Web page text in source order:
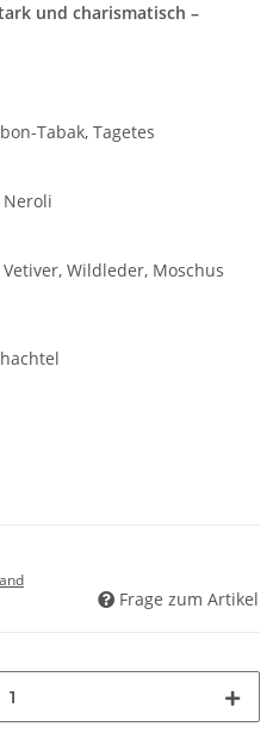
und charismatisch –
Tabak, Tagetes
Neroli
Wildleder, Moschus
Frage zum Artikel